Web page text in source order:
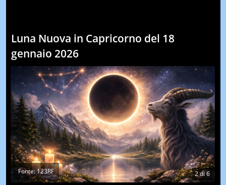
Luna Nuova in Capricorno del 18
gennaio 2026
2di6
Fonte: 123RF